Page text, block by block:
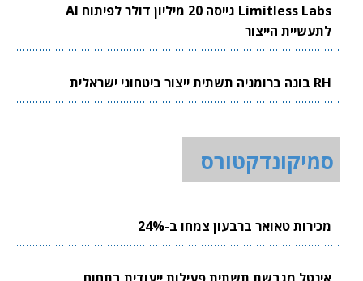
Limitless Labs גייסה 20 מיליון דולר לפיתוח AI
לתעשיית הייצור
RH בונה ברומניה תשתית ייצור ביטחוני ישראלית
סמיקונדקטורס
מכירות טאואר ברבעון צמחו ב-24%